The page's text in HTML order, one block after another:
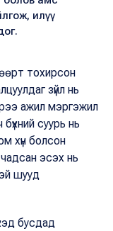
илүү
тохирсон
зүйл нь
ажил мэргэжил
суурь нь
хүн болсон
эсэх нь
шууд
бусдад